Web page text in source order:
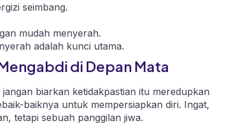
seimbang.
mudah menyerah.
adalah kunci utama.
di Depan Mata
biarkan ketidakpastian itu meredupkan
baiknya untuk mempersiapkan diri. Ingat,
tetapi sebuah panggilan jiwa.